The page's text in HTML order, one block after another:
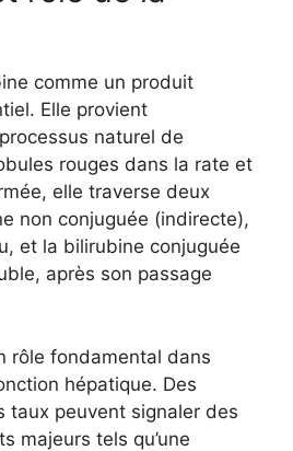
comme un produit
Elle provient
naturel de
rouges dans la rate et
elle traverse deux
non conjuguée (indirecte),
et la bilirubine conjuguée
après son passage
rôle fondamental dans
hépatique. Des
taux peuvent signaler des
majeurs tels qu’une